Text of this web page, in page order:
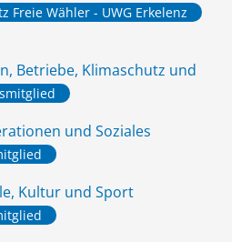
Freie Wähler - UWG Erkelenz
Betriebe, Klimaschutz und
und Soziales
Kultur und Sport